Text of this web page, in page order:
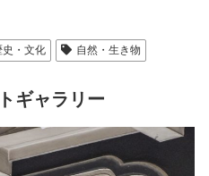
史・文化 自然・生き物
ギャラリー